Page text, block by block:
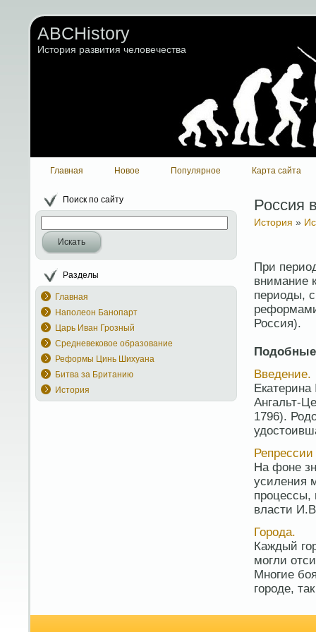
ABCHistory
История развития человечества
Главная Новое Популярное Карта сайта
Поиск по сайту
Искать
Разделы
Главная
Наполеон Банопарт
Царь Иван Грозный
Средневековое образование
Реформы Цинь Шихуана
Битва за Британию
История
Россия
История »
При
внимание
периоды,
Россия).
Введение.
Ангальт-
1796).
На фоне
усиления
процессы,
власти
Города.
Каждый
могли
Многие
городе,